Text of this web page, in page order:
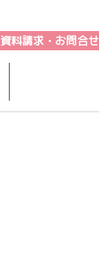
資料請求・お問合せ